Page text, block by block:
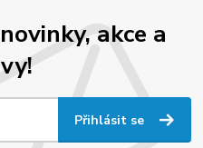
akce a
Přihlásit se